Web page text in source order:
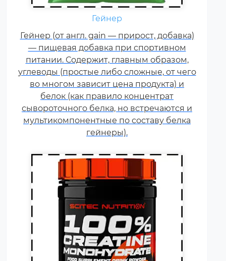
Гейнер
Гейнер (от англ. gain — прирост, добавка)
— пищевая добавка при спортивном
питании. Содержит, главным образом,
углеводы (простые либо сложные, от чего
во многом зависит цена продукта) и
белок (как правило концентрат
сывороточного белка, но встречаются и
мультикомпонентные по составу белка
гейнеры).
Креатин – спортивная добавка,
используемая в силовых видах
спорта, фитнесе, а также видах
спорта связанных с
динамической нагрузкой или
силовой выносливостью. Это
кислота, синтезируемая в
организме человека в
скелетных мышцах.